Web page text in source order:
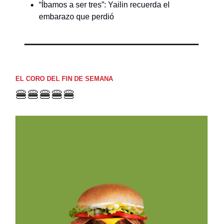
“Íbamos a ser tres”: Yailin recuerda el
embarazo que perdió
EL CORO DEL FIN DE SEMANA
🍔🍔🍔🍔🍔